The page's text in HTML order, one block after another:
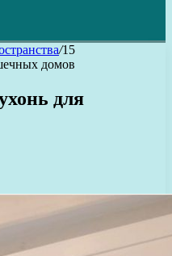
/15
домов
для